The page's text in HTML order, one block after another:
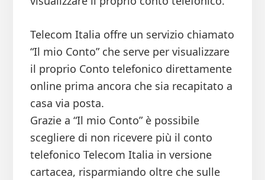
Telecom Italia offre un servizio chiamato
“Il mio Conto” che serve per visualizzare
il proprio Conto telefonico direttamente
online prima ancora che sia recapitato a
casa via posta.
Grazie a “Il mio Conto” è possibile
scegliere di non ricevere più il conto
telefonico Telecom Italia in versione
cartacea, risparmiando oltre che sulle